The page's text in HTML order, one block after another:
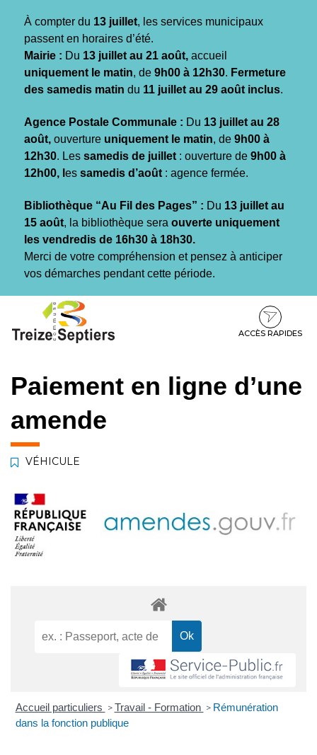
À compter du 13 juillet, les services municipaux
passent en horaires d’été.
Mairie : Du 13 juillet au 21 août, accueil
uniquement le matin, de 9h00 à 12h30. Fermeture
des samedis matin du 11 juillet au 29 août inclus.
Agence Postale Communale : Du 13 juillet au 28
août, ouverture uniquement le matin, de 9h00 à
12h30. Les samedis de juillet : ouverture de 9h00 à
12h00, l es samedis d’août : agence fermée.
Bibliothèque “Au Fil des Pages” : Du 13 juillet au
15 août, la bibliothèque sera ouverte uniquement
les vendredis de 16h30 à 18h30.
Merci de votre compréhension et pensez à anticiper
vos démarches pendant cette période.
contenu
pied
ACCÈS RAPIDES
Paiement en ligne d’une
amende
VÉHICULE
Accueil particuliers > Travail - Formation > Rémunération
dans la fonction publique